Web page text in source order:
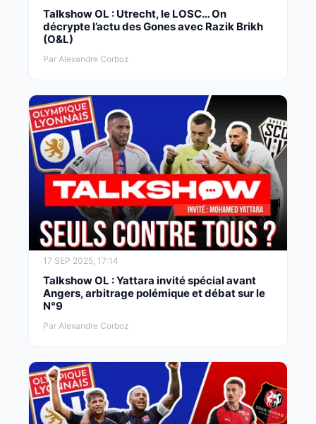
Talkshow OL : Utrecht, le LOSC… On
décrypte l’actu des Gones avec Razik Brikh
(O&L)
Par Alexandre Corboz
17 SEP 2025, 17:14
Talkshow OL : Yattara invité spécial avant
Angers, arbitrage polémique et débat sur le
N°9
Par Alexandre Corboz